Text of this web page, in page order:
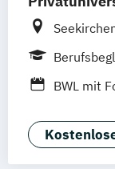
Innsbruck
BWL mit
MBA in
Master of